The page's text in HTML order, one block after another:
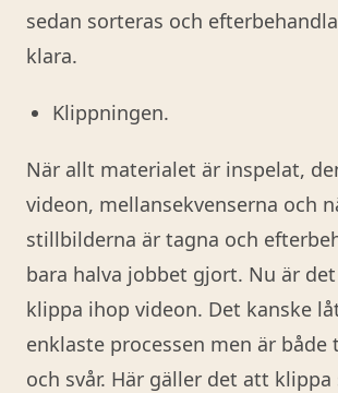
sedan sorteras och
klara.
Klippningen.
När allt materialet är inspelat,
videon, mellansekvenserna och
stillbilderna är tagna och
bara halva jobbet gjort. Nu är
klippa ihop videon. Det kanske
enklaste processen men är både
och svår. Här gäller det att